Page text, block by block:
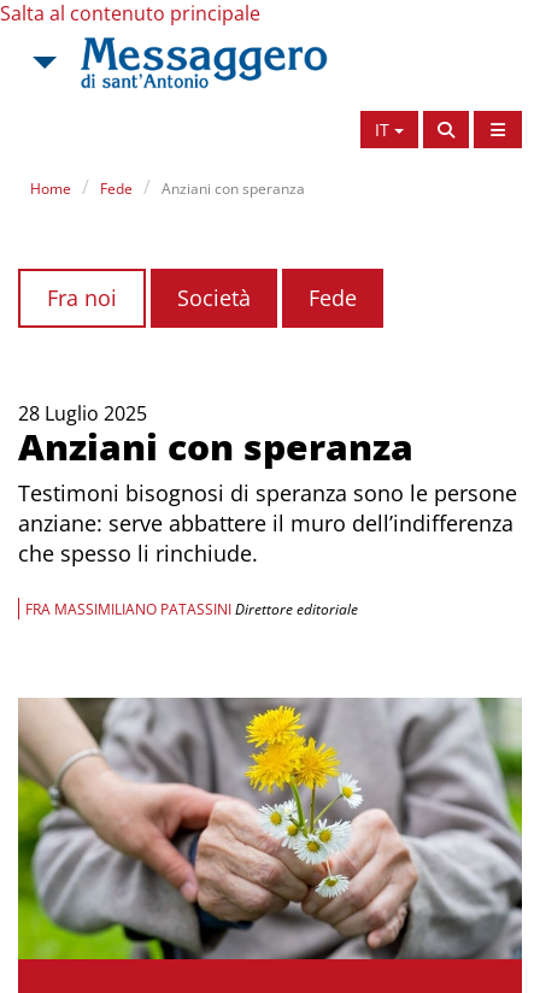
Salta al contenuto principale
IT
Home Fede Anziani con speranza
Fra noi Società Fede
28 Luglio 2025
Anziani con speranza
Testimoni bisognosi di speranza sono le persone
anziane: serve abbattere il muro dell’indifferenza
che spesso li rinchiude.
FRA MASSIMILIANO PATASSINIDirettore editoriale